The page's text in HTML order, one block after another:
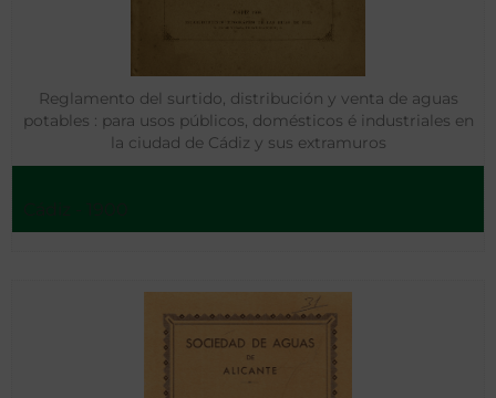
Reglamento del surtido, distribución y venta de aguas
potables : para usos públicos, domésticos é industriales en
la ciudad de Cádiz y sus extramuros